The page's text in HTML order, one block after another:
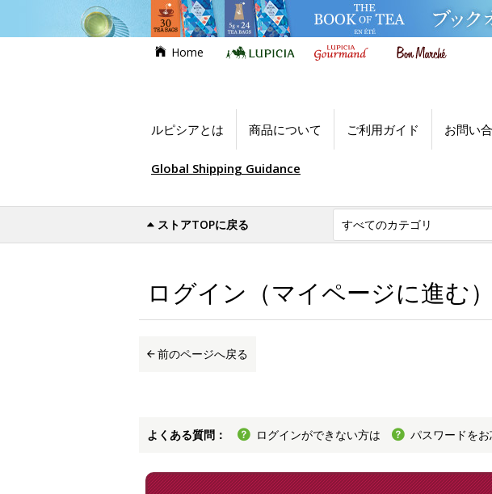
Home
ルピシアとは 商品について ご利用ガイド お問い
Global Shipping Guidance
ストアTOPに戻る
世界のお茶専門店ルピシア ログイン（マイページに進む）
ログイン（マイページに進む）
前のページへ戻る
よくある質問： ログインができない方は パスワードを